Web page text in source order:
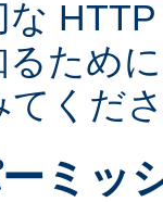
ため
てくだ
ミッ